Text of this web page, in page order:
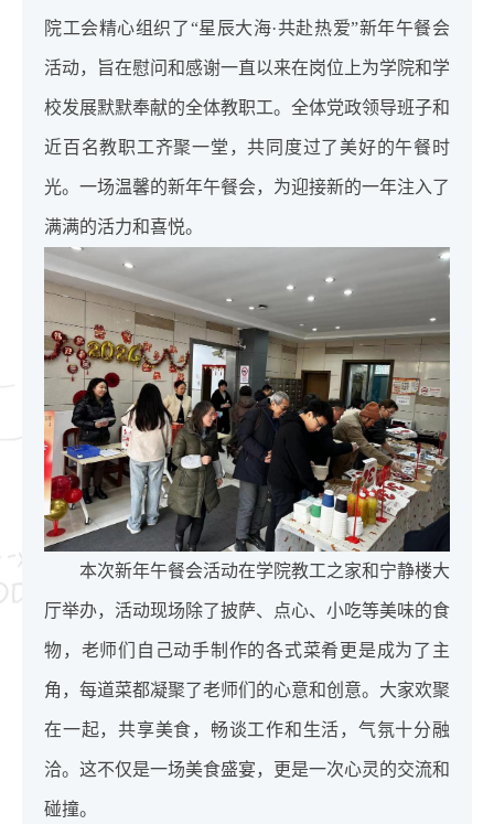
院工会精心组织了“星辰大海·共赴热爱”新年午餐会
活动，旨在慰问和感谢一直以来在岗位上为学院和学
校发展默默奉献的全体教职工。全体党政领导班子和
近百名教职工齐聚一堂，共同度过了美好的午餐时
光。一场温馨的新年午餐会，为迎接新的一年注入了
满满的活力和喜悦。
本次新年午餐会活动在学院教工之家和宁静楼大
厅举办，活动现场除了披萨、点心、小吃等美味的食
物，老师们自己动手制作的各式菜肴更是成为了主
角，每道菜都凝聚了老师们的心意和创意。大家欢聚
在一起，共享美食，畅谈工作和生活，气氛十分融
洽。这不仅是一场美食盛宴，更是一次心灵的交流和
碰撞。